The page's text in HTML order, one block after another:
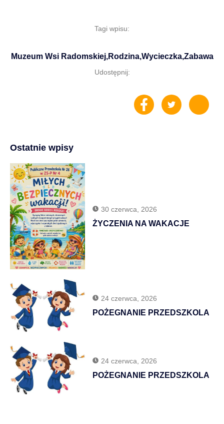
Tagi wpisu:
Muzeum Wsi Radomskiej,Rodzina,Wycieczka,Zabawa
Udostępnij:
Ostatnie wpisy
30 czerwca, 2026
ŻYCZENIA NA WAKACJE
24 czerwca, 2026
POŻEGNANIE PRZEDSZKOLA
24 czerwca, 2026
POŻEGNANIE PRZEDSZKOLA